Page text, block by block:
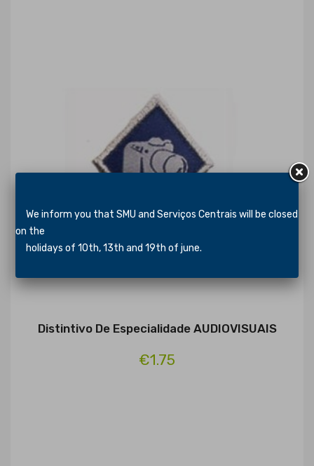
Distintivo De Especialidade AUDIOVISUAIS
€1.75
We inform you that SMU and Serviços Centrais will be closed
on the
holidays of 10th, 13th and 19th of june.